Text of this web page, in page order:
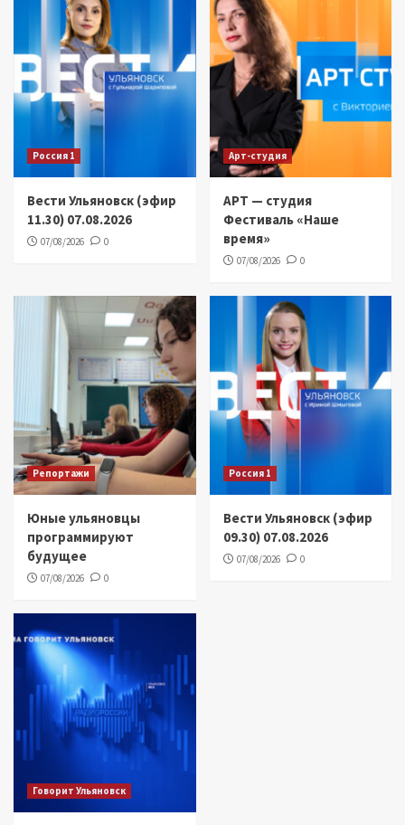
Россия 1
Вести Ульяновск (эфир
11.30) 07.08.2026
07/08/2026 0
Арт-студия
АРТ — студия
Фестиваль «Наше
время»
07/08/2026 0
Репортажи
Юные ульяновцы
программируют
будущее
07/08/2026 0
Россия 1
Вести Ульяновск (эфир
09.30) 07.08.2026
07/08/2026 0
Говорит Ульяновск